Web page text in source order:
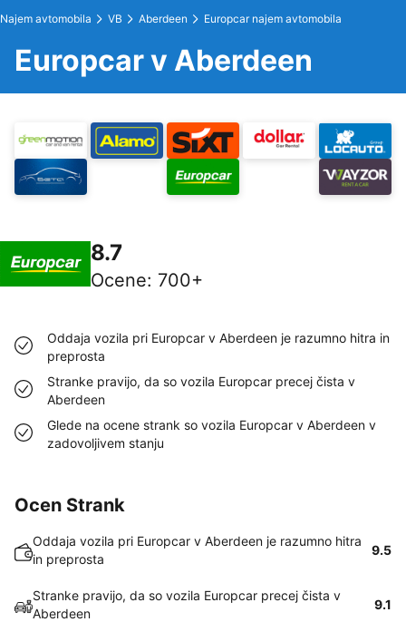
Najem avtomobila VB Aberdeen Europcar najem avtomobila
Europcar v Aberdeen
8.7
Ocene: 700+
Oddaja vozila pri Europcar v Aberdeen je razumno hitra in
preprosta
Stranke pravijo, da so vozila Europcar precej čista v
Aberdeen
Glede na ocene strank so vozila Europcar v Aberdeen v
zadovoljivem stanju
Ocen Strank
Oddaja vozila pri Europcar v Aberdeen je razumno hitra
in preprosta
9.5
Stranke pravijo, da so vozila Europcar precej čista v
Aberdeen
9.1